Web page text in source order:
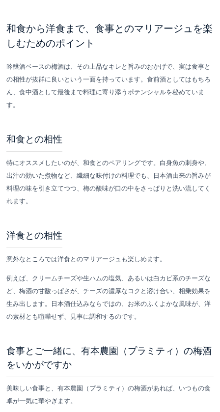
和食から洋食まで、食事とのマリアージュを楽
しむためのポイント
吟醸酒ベースの梅酒は、その上品なキレと旨みのおかげで、実は食事と
の相性が抜群に良いという一面を持っています。食前酒としてはもちろ
ん、食中酒として最後まで料理に寄り添うポテンシャルを秘めていま
す。
和食との相性
特にオススメしたいのが、和食とのペアリングです。白身魚の刺身や、
出汁の効いた煮物など、繊細な味付けの料理でも、日本酒由来の旨みが
料理の味を引き立てつつ、梅の酸味が口の中をさっぱりと洗い流してく
れます。
洋食との相性
意外なところでは洋食とのマリアージュも楽しめます。
例えば、クリームチーズや生ハムの塩気、あるいは白カビ系のチーズな
ど、梅酒の甘酸っぱさが、チーズの濃厚なコクと溶け合い、相乗効果を
生み出します。日本酒仕込みならではの、お米のふくよかな風味が、洋
の素材とも喧嘩せず、見事に調和するのです。
食事とご一緒に、有本農園（プラミティ）の梅酒
をいかがですか
美味しい食事と、有本農園（プラミティ）の梅酒があれば、いつもの食
卓が一気に華やぎます。